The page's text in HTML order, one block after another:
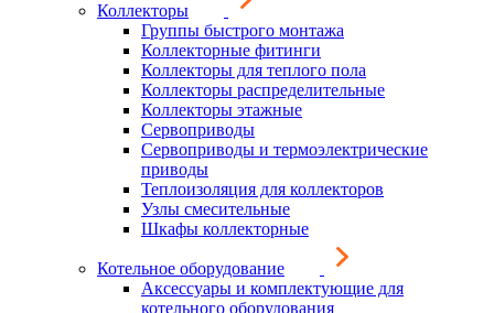
Коллекторы
Группы быстрого монтажа
Коллекторные фитинги
Коллекторы для теплого пола
Коллекторы распределительные
Коллекторы этажные
Сервоприводы
Сервоприводы и термоэлектрические
приводы
Теплоизоляция для коллекторов
Узлы смесительные
Шкафы коллекторные
Котельное оборудование
Аксессуары и комплектующие для
котельного оборудования